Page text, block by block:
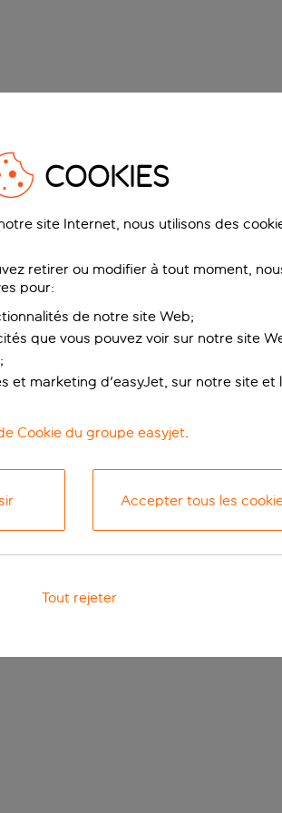
COOKIES
site Internet, nous utilisons des
retirer ou modifier à tout moment,
pour:
de notre site Web;
que vous pouvez voir sur notre site
et marketing d'easyJet, sur notre site et
Cookie du groupe easyjet.
Accepter tous les
Tout rejeter